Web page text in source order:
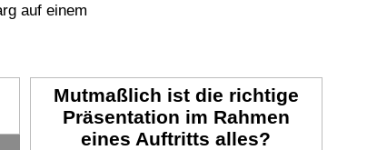
auf einem
Mutmaßlich ist die richtige
Präsentation im Rahmen
eines Auftritts alles?